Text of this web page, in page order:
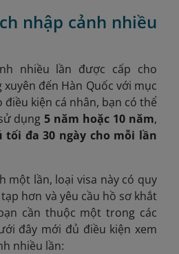
nhập cảnh nhiều
nhiều lần được cấp cho
đến Hàn Quốc với mục
điều kiện cá nhân, bạn có thể
dụng5 năm hoặc 10 năm,
đa 30 ngày cho mỗi lần
một lần, loại visa này có quy
hơn và yêu cầu hồ sơ khắt
cần thuộc một trong các
đây mới đủ điều kiện xem
nhiều lần: